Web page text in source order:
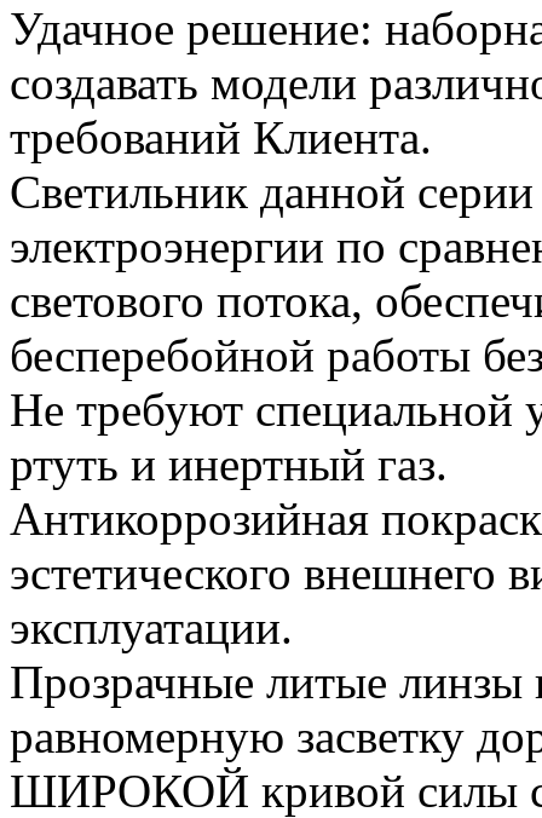
Удачное решение:
создавать модели
требований Клиента.
Светильник данной
электроэнергии по
светового потока,
бесперебойной работы
Не требуют специальной
ртуть и инертный газ.
Антикоррозийная
эстетического внешнего
эксплуатации.
Прозрачные литые линзы
равномерную засветку
ШИРОКОЙ кривой силы